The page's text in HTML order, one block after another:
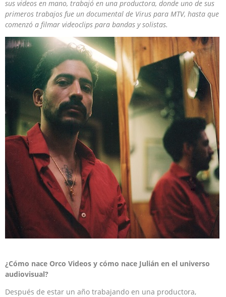
sus videos en mano, trabajó en una productora, donde uno de sus
primeros trabajos fue un documental de Virus para MTV, hasta que
comenzó a filmar videoclips para bandas y solistas.
¿Cómo nace Orco Videos y cómo nace Julián en el universo
audiovisual?
Después de estar un año trabajando en una productora,